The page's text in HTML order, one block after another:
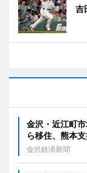
吉
金沢・近江町
ら移住、熊本
金沢経済新聞